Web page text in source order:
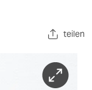
teilen